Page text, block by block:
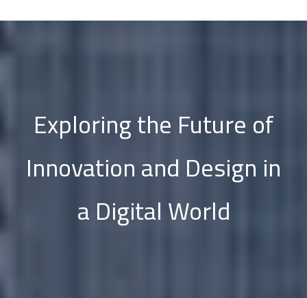
Exploring the Future of
Innovation and Design in
a Digital World